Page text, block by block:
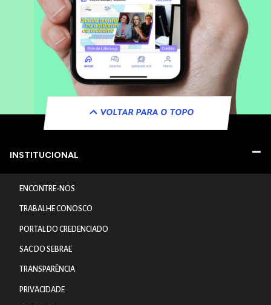
VOLTAR PARA O TOPO
INSTITUCIONAL
ENCONTRE-NOS
TRABALHE CONOSCO
PORTAL DO CREDENCIADO
SAC DO SEBRAE
TRANSPARÊNCIA
PRIVACIDADE